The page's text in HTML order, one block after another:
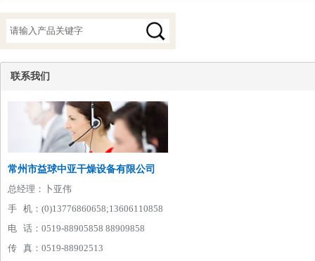
联系我们
常州市益球中亚干燥设备有限公司
总经理：卜亚伟
手 机：(0)13776860658;13606110858
电 话：0519-88905858 88909858
传 真：0519-88902513